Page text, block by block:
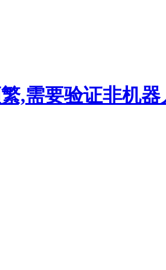
,需要验证非机器